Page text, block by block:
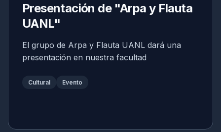
Presentación de "Arpa y Flauta
UANL"
El grupo de Arpa y Flauta UANL dará una
presentación en nuestra facultad
Cultural Evento